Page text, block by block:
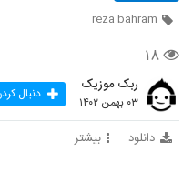
reza bahram
۱۸
ربک موزیک
۰۳ بهمن ۱۴۰۲ دنبال
دانلود بیشتر